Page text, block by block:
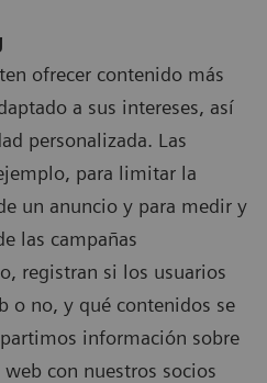
ofrecer contenido más
a sus intereses, así
personalizada. Las
para limitar la
un anuncio y para medir y
las campañas
registran si los usuarios
o no, y qué contenidos se
información sobre
con nuestros socios